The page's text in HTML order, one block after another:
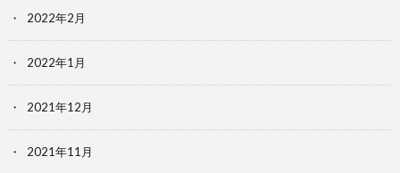
2022年2月
2022年1月
2021年12月
2021年11月